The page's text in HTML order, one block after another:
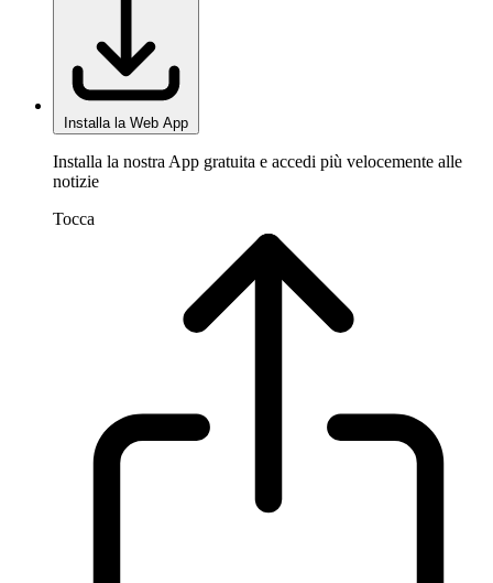
Installa la Web App
Installa la nostra App gratuita e accedi più velocemente alle
notizie
Tocca